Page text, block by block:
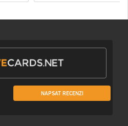
NAPSAT RECENZI